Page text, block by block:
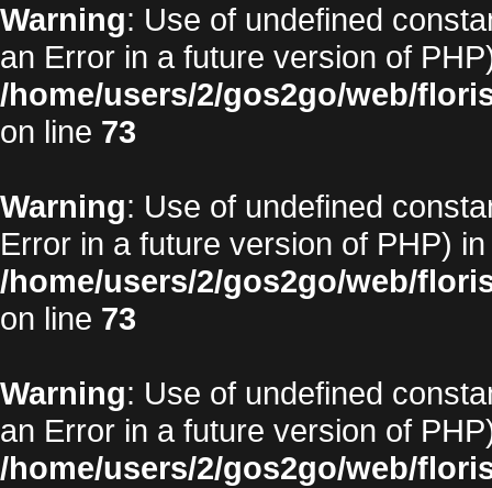
Warning: Use of undefined
an Error in a future version of
/home/users/2/gos2go/web/
on line 73
Warning: Use of undefined
Error in a future version of PHP) in
/home/users/2/gos2go/web/
on line 73
Warning: Use of undefined
an Error in a future version of
/home/users/2/gos2go/web/